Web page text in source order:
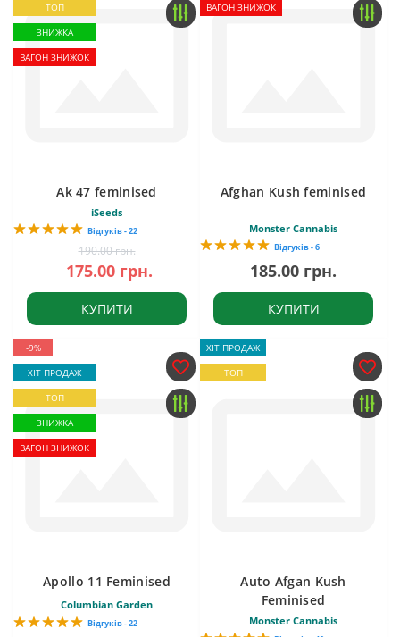
ТОП
ЗНИЖКА
ВАГОН ЗНИЖОК
Ak 47 feminised
iSeeds
Відгуків - 22
190.00 грн.
175.00 грн.
КУПИТИ
ВАГОН ЗНИЖОК
Afghan Kush feminised
Monster Cannabis
Відгуків - 6
185.00 грн.
КУПИТИ
-9%
ХІТ ПРОДАЖ
ТОП
ЗНИЖКА
ВАГОН ЗНИЖОК
Apollo 11 Feminised
Columbian Garden
Відгуків - 22
ХІТ ПРОДАЖ
ТОП
Auto Afgan Kush
Feminised
Monster Cannabis